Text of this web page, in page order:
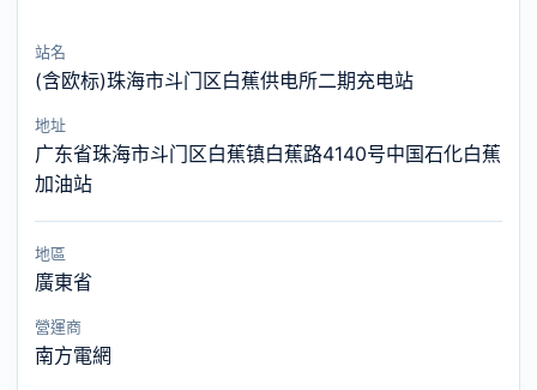
站名
(含欧标)珠海市斗门区白蕉供电所二期充电站
地址
广东省珠海市斗门区白蕉镇白蕉路4140号中国石化白蕉
加油站
地區
廣東省
營運商
南方電網